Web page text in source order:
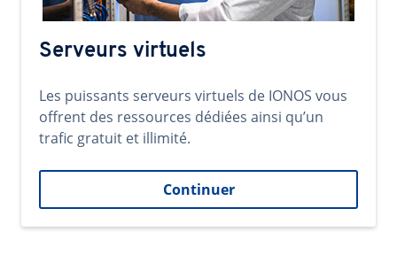
Serveurs virtuels
Les puissants serveurs virtuels de IONOS vous
offrent des ressources dédiées ainsi qu’un
trafic gratuit et illimité.
Continuer